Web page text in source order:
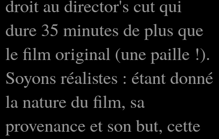
droit au director's cut qui
dure 35 minutes de plus que
le film original (une paille !).
Soyons réalistes : étant donné
la nature du film, sa
provenance et son but, cette